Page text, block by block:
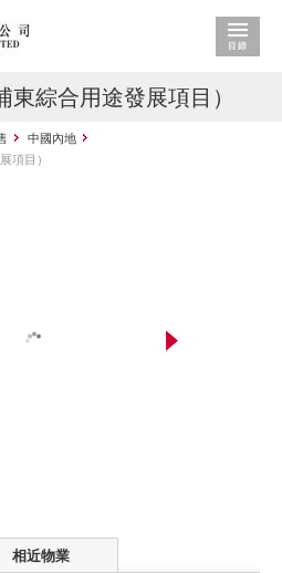
綜合用途發展項目）
中國內地
項目）
相近物業